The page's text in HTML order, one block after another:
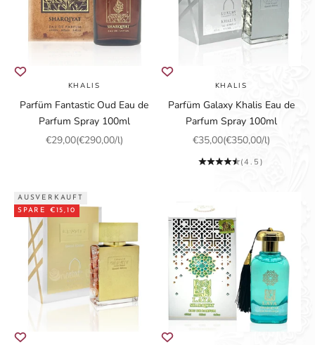
KHALIS
Parfüm Fantastic Oud Eau de
Parfum Spray 100ml
Angebot
€29,00(€290,00/l)
KHALIS
Parfüm Galaxy Khalis Eau de
Parfum Spray 100ml
Angebot
€35,00(€350,00/l)
(4.5)
AUSVERKAUFT
SPARE €15,10